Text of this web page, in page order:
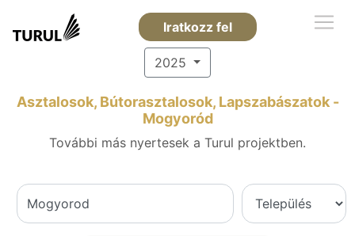
Iratkozz fel
2025
Asztalosok, Bútorasztalosok, Lapszabászatok -
Mogyoród
További más nyertesek a Turul projektben.